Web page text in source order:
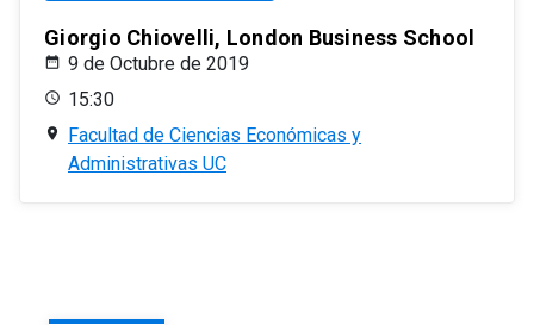
Giorgio Chiovelli, London Business School
9 de Octubre de 2019
15:30
Facultad de Ciencias Económicas y
Administrativas UC